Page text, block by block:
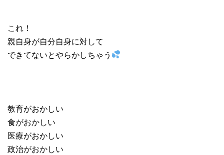
これ！
親自身が自分自身に対して
できてないとやらかしちゃう
教育がおかしい
食がおかしい
医療がおかしい
政治がおかしい